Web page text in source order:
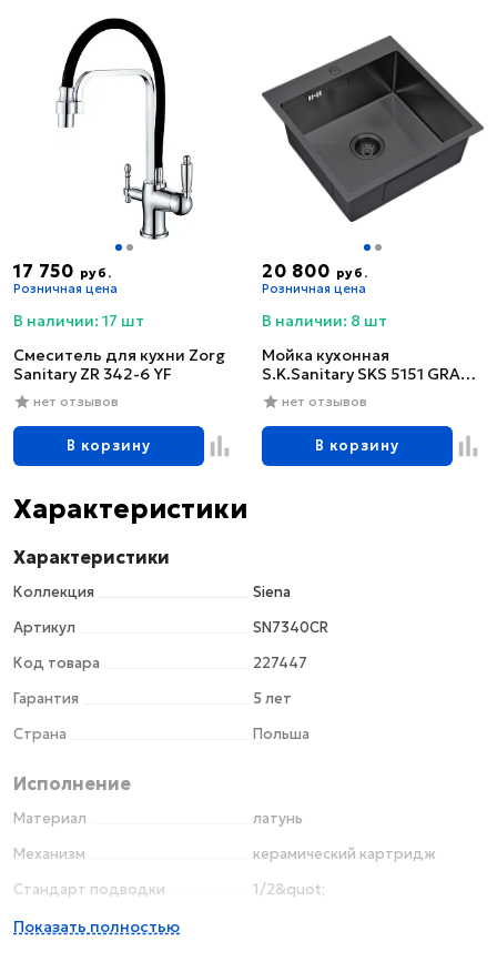
17 750 руб.
Розничная цена
В наличии: 17 шт
Смеситель для кухни Zorg
Sanitary ZR 342-6 YF
нет отзывов
В корзину
20 800 руб.
Розничная цена
В наличии: 8 шт
Мойка кухонная
S.K.Sanitary SKS 5151 GRAFIT
с сифоном
нет отзывов
В корзину
Характеристики
Характеристики
Коллекция
Siena
Артикул
SN7340CR
Код товара
227447
Гарантия
5 лет
Страна
Польша
Исполнение
Материал
латунь
Механизм
керамический картридж
Стандарт подводки
1/2&quot;
Управление
Показать полностью